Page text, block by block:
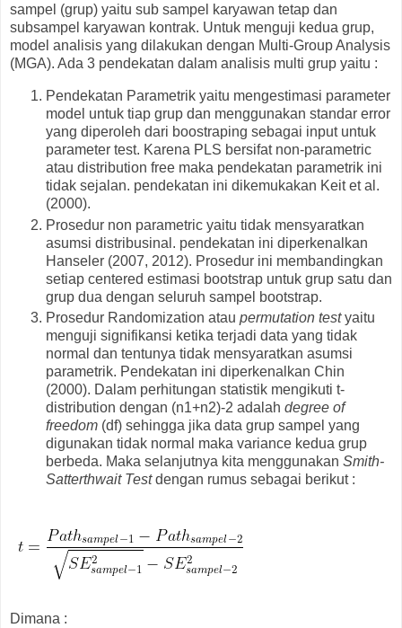
sampel (grup) yaitu sub sampel karyawan tetap dan
subsampel karyawan kontrak. Untuk menguji kedua grup,
model analisis yang dilakukan dengan Multi-Group Analysis
(MGA). Ada 3 pendekatan dalam analisis multi grup yaitu :
Pendekatan Parametrik yaitu mengestimasi parameter
model untuk tiap grup dan menggunakan standar error
yang diperoleh dari boostraping sebagai input untuk
parameter test. Karena PLS bersifat non-parametric
atau distribution free maka pendekatan parametrik ini
tidak sejalan. pendekatan ini dikemukakan Keit et al.
(2000).
Prosedur non parametric yaitu tidak mensyaratkan
asumsi distribusinal. pendekatan ini diperkenalkan
Hanseler (2007, 2012). Prosedur ini membandingkan
setiap centered estimasi bootstrap untuk grup satu dan
grup dua dengan seluruh sampel bootstrap.
Prosedur Randomization atau permutation testyaitu
menguji signifikansi ketika terjadi data yang tidak
normal dan tentunya tidak mensyaratkan asumsi
parametrik. Pendekatan ini diperkenalkan Chin
(2000). Dalam perhitungan statistik mengikuti t-
distribution dengan (n1+n2)-2 adalah degree of
freedom (df) sehingga jika data grup sampel yang
digunakan tidak normal maka variance kedua grup
berbeda. Maka selanjutnya kita menggunakan Smith-
Satterthwait Testdengan rumus sebagai berikut :
Dimana :